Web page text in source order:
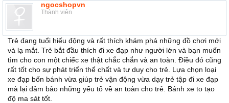
ngocshopvn
Thành viên
Trẻ đang tuổi hiếu động và rất thích khám phá những đồ chơi mới
và lạ mắt. Trẻ bắt đầu thích đi xe đạp như người lớn và bạn muốn
tìm cho con một chiếc xe thật chắc chắn và an toàn. Điều đó cũng
rất tốt cho sự phát triển thể chất và tư duy cho trẻ. Lựa chọn loại
xe đạp bốn bánh vừa giúp trẻ vận động vừa dạy trẻ tập đi xe đạp
mà lại đảm bảo những yếu tố về an toàn cho trẻ. Bánh xe to tạo
độ ma sát tốt.